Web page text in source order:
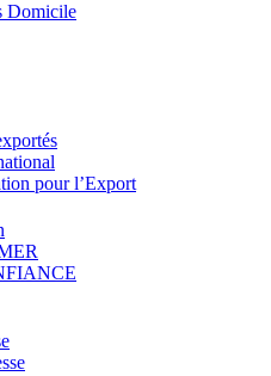
Domicile
pour l’Export